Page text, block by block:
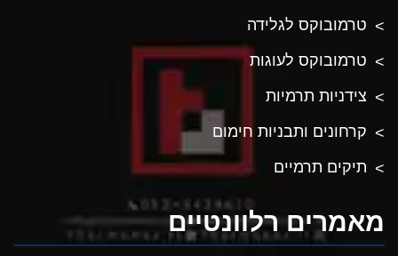
טרמובוקס לגלידה
טרמובוקס לעוגות
צידניות תרמיות
קרחונים ותבניות חימום
תיקים תרמיים
מאמרים רלוונטיים